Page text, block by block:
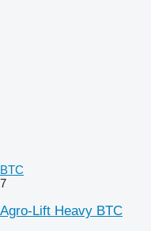
BTC
7
Agro-Lift Heavy BTC